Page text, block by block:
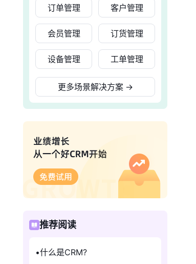
订单管理 客户管理
会员管理 订货管理
设备管理 工单管理
更多场景解决方案 →
推荐阅读
什么是CRM?